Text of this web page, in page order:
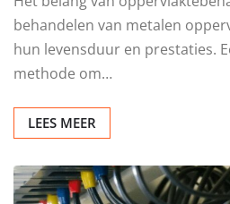
behandelen van metalen
hun levensduur en prestaties.
methode om…
LEES MEER